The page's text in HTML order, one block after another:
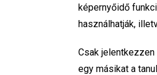
képernyőidő
használhatják,
Csak
egy másikat a